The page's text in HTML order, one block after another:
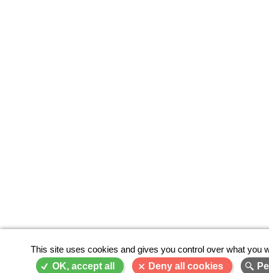
This site uses cookies and gives you control over what you
OK, accept all
Deny all cookies